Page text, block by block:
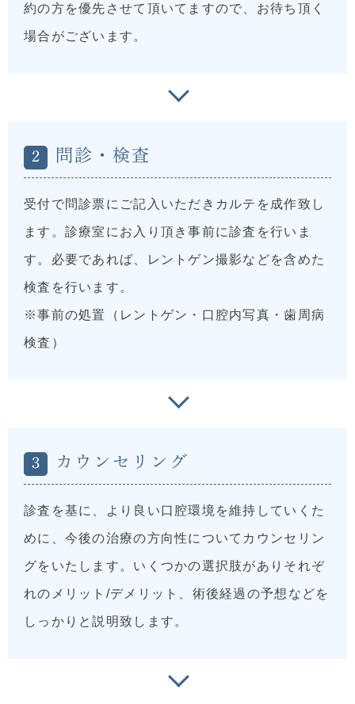
約の方を優先させて頂いてますので、お待ち頂く
場合がございます。
2 問診・検査
受付で問診票にご記入いただきカルテを成作致し
ます。診療室にお入り頂き事前に診査を行いま
す。必要であれば、レントゲン撮影などを含めた
検査を行います。
※事前の処置（レントゲン・口腔内写真・歯周病
検査）
3 カウンセリング
診査を基に、より良い口腔環境を維持していくた
めに、今後の治療の方向性についてカウンセリン
グをいたします。いくつかの選択肢がありそれぞ
れのメリット/デメリット、術後経過の予想などを
しっかりと説明致します。